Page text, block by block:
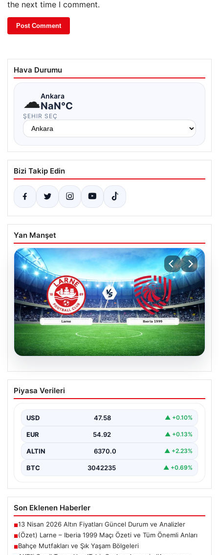
the next time I comment.
Hava Durumu
☁Ankara
NaN°C
ŞEHIR SEÇ
Bizi Takip Edin
Yan Manşet
(Özet) Larne – Iberia 1999 Maçı Özeti
ve Tüm Önemli Anları
Piyasa Verileri
USD 47.58 ▲ +0.10%
EUR 54.92 ▲ +0.13%
ALTIN 6370.0 ▲ +2.23%
BTC 3042235 ▲ +0.69%
Son Eklenen Haberler
■13 Nisan 2026 Altın Fiyatları Güncel Durum ve Analizler
■(Özet) Larne – Iberia 1999 Maçı Özeti ve Tüm Önemli Anları
■Bahçe Mutfakları ve Şık Yaşam Bölgeleri